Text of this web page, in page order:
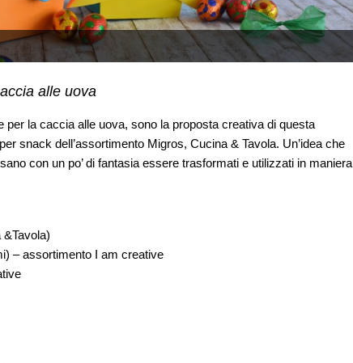
alle uova
la caccia alle uova, sono la proposta creativa di questa
snack dell’assortimento Migros, Cucina & Tavola. Un’idea che
con un po’ di fantasia essere trasformati e utilizzati in maniera
– assortimento I am creative